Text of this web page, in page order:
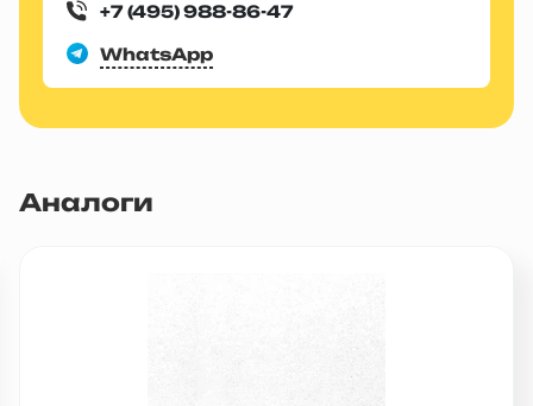
+7 (495) 988-86-47
WhatsApp
Аналоги